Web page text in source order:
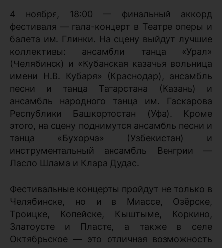
4 ноября, 18:00 — финальный аккорд
фестиваля — гала-концерт в Театре оперы и
балета им. Глинки. На сцену выйдут лучшие
коллективы: ансамбли танца «Урал»
(Челябинск) и «Кубанская казачья вольница
имени Н.В. Кубаря» (Краснодар), ансамбль
песни и танца Татарстана (Казань) и
ансамбль народного танца им. Гаскарова
Республики Башкортостан (Уфа). Кроме
этого, на сцену поднимутся ансамбль песни и
танца «Бухорча» (Узбекистан) и
инструментальный ансамбль Венгрии —
Ласло Шлама и Клара Дудас.
Фестивальные концерты пройдут не только в
Челябинске, но и в Миассе, Озёрске,
Троицке, Копейске, Кыштыме, Коркино,
Златоусте и Пласте, а также в селе
Октябрьское — это отличная возможность